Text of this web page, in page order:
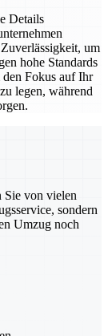
Details
um
hohe Standards
den Fokus auf Ihr
legen, während
Sie von vielen
sondern
Umzug noch